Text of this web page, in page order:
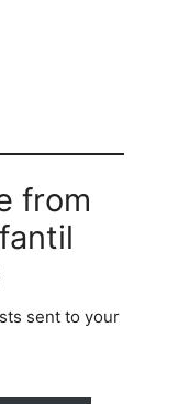
from
sent to your